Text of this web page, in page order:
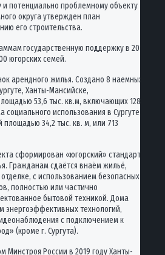
потенциально проблемному объекту
округа утвержден план
его строительства.
государственную поддержку в 2019
югорских семей.
арендного жилья. Создано 8 наемных
Ханты-Мансийске,
53,6 тыс. кв.м, включающих 1280
использования в Сургуте,
34,2 тыс. кв. м, или 713
сформирован «югорский» стандарт
Гражданам сдаётся внаём жильё,
с использованием безопасных
полностью или частично
бытовой техникой. Дома
энергоэффективных технологий,
с подключением к
(кроме г. Сургута).
Минстроя России в 2019 году Ханты-